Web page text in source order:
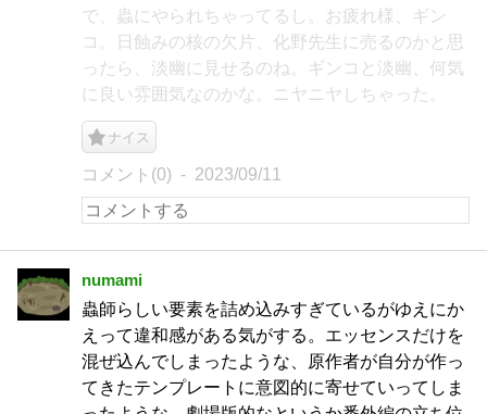
で、蟲にやられちゃってるし。お疲れ様、ギン
コ。日蝕みの核の欠片、化野先生に売るのかと思
ったら、淡幽に見せるのね。ギンコと淡幽、何気
に良い雰囲気なのかな。ニヤニヤしちゃった。
ナイス
コメント(0) 2023/09/11
numami
蟲師らしい要素を詰め込みすぎているがゆえにか
えって違和感がある気がする。エッセンスだけを
混ぜ込んでしまったような、原作者が自分が作っ
てきたテンプレートに意図的に寄せていってしま